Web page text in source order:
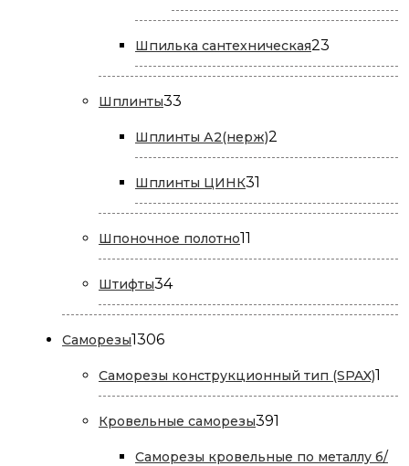
товар
Шпилька сантехническая23
товара
Шплинты33
Шплинты А2(нерж)2
товара
Шплинты ЦИНК31
товар
Шпоночное полотно11
товаров
Штифты3434
товара
Саморезы13061306
Саморезы конструкционный тип (SPAX)1
Кровельные саморезы391
Саморезы кровельные по металлу б/